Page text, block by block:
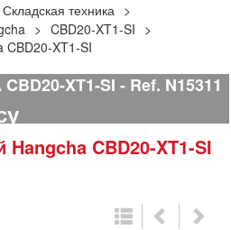
Складская техника
CBD20-XT1-SI
CBD20-XT1-SI
XT1-SI Ref. N15311
Hangcha CBD20-XT1-SI